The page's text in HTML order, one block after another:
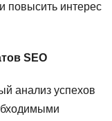
повысить интерес
SEO
анализ успехов